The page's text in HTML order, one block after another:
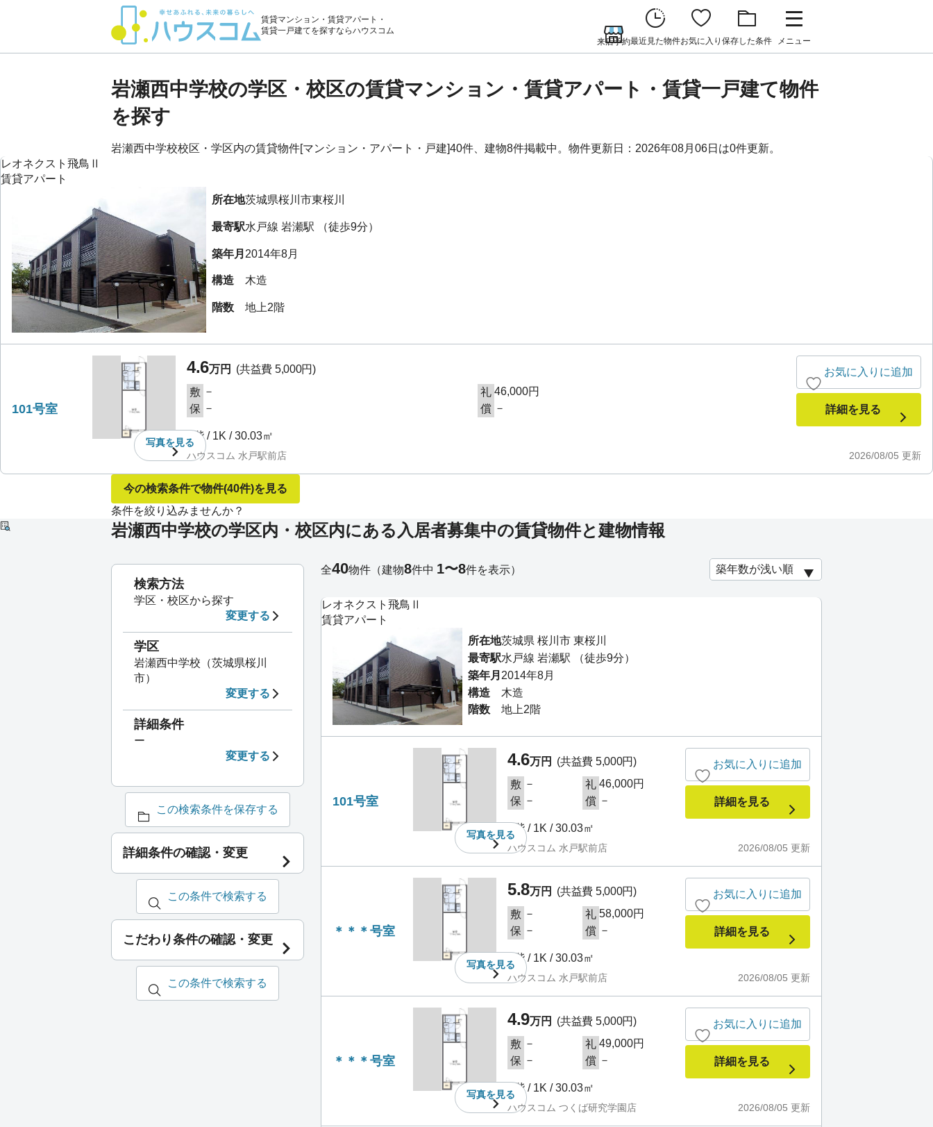
賃貸マンション・賃貸アパート・
賃貸一戸建てを探すならハウスコム
来店予約最近見た物件お気に入り 保存した条件 メニュー
岩瀬西中学校の学区・校区の賃貸マンション・賃貸アパート・賃貸一戸建て物件
を探す
岩瀬西中学校校区・学区内の賃貸物件[マンション・アパート・戸建]40件、建物8件掲載中。物件更新日：2026年08月06日は0件更新。
レオネクスト飛鳥Ⅱ
賃貸アパート
所在地茨城県桜川市東桜川
最寄駅水戸線 岩瀬駅 （徒歩9分）
築年月 2014年8月
構造 木造
階数 地上2階
101号室
写真を見る
4.6万円 (共益費 5,000円)
敷 － 礼 46,000円
保 － 償 －
1階/ 1K /30.03㎡
2026/08/05 更新
ハウスコム 水戸駅前店
お気に入りに追加
詳細を見る
今の検索条件で物件(40件)を見る
条件を絞り込みませんか？
岩瀬西中学校の学区内・校区内にある入居者募集中の賃貸物件と建物情報
レオネクスト飛鳥Ⅱ
賃貸アパート
所在地茨城県 桜川市 東桜川
最寄駅水戸線 岩瀬駅 （徒歩9分）
築年月 2014年8月
構造
木造
階数
地上2階
101号室
写真を見る
4.6万円
(共益費 5,000円)
敷 － 礼 46,000円
保 － 償 －
1階 / 1K / 30.03㎡
2026/08/05 更新
ハウスコム 水戸駅前店
お気に入りに追加
詳細を見る
＊＊＊号室
写真を見る
5.8万円
(共益費 5,000円)
敷 － 礼 58,000円
保 － 償 －
2階 / 1K / 30.03㎡
2026/08/05 更新
ハウスコム 水戸駅前店
お気に入りに追加
詳細を見る
＊＊＊号室
写真を見る
4.9万円
(共益費 5,000円)
敷 － 礼 49,000円
保 － 償 －
2階 / 1K / 30.03㎡
2026/08/05 更新
ハウスコム つくば研究学園店
お気に入りに追加
詳細を見る
全40物件 （建物8件中 1〜8件を表示）
検索方法
学区・校区から探す
変更する
学区
岩瀬西中学校（茨城県桜川
市）
変更する
詳細条件
ー
変更する
この検索条件を保存する
詳細条件の確認・変更
この条件で検索する
こだわり条件の確認・変更
この条件で検索する